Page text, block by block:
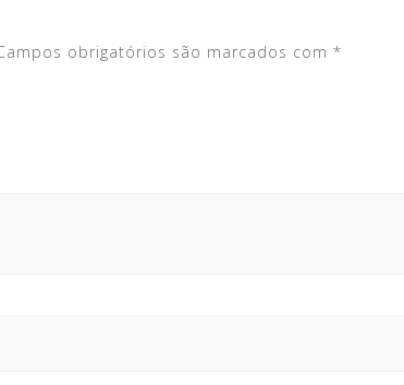
obrigatórios são marcados com *